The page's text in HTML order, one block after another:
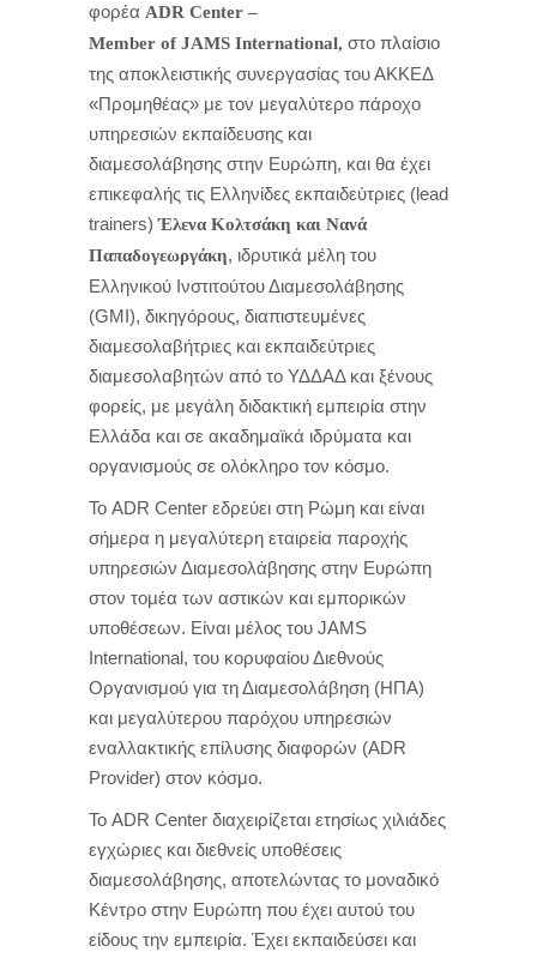
φορέα ADR Center –
Member of JAMS International, στο πλαίσιο
της αποκλειστικής συνεργασίας του ΑΚΚΕΔ
«Προμηθέας» με τον μεγαλύτερο πάροχο
υπηρεσιών εκπαίδευσης και
διαμεσολάβησης στην Ευρώπη, και θα έχει
επικεφαλής τις Ελληνίδες εκπαιδεύτριες (lead
trainers) Έλενα Κολτσάκη και Νανά
Παπαδογεωργάκη, ιδρυτικά μέλη του
Ελληνικού Ινστιτούτου Διαμεσολάβησης
(GMI), δικηγόρους, διαπιστευμένες
διαμεσολαβήτριες και εκπαιδεύτριες
διαμεσολαβητών από το ΥΔΔΑΔ και ξένους
φορείς, με μεγάλη διδακτική εμπειρία στην
Ελλάδα και σε ακαδημαϊκά ιδρύματα και
οργανισμούς σε ολόκληρο τον κόσμο.
Το ADR Center εδρεύει στη Ρώμη και είναι
σήμερα η μεγαλύτερη εταιρεία παροχής
υπηρεσιών Διαμεσολάβησης στην Ευρώπη
στον τομέα των αστικών και εμπορικών
υποθέσεων. Είναι μέλος του JAMS
International, του κορυφαίου Διεθνούς
Οργανισμού για τη Διαμεσολάβηση (ΗΠΑ)
και μεγαλύτερου παρόχου υπηρεσιών
εναλλακτικής επίλυσης διαφορών (ADR
Provider) στον κόσμο.
Το ADR Center διαχειρίζεται ετησίως χιλιάδες
εγχώριες και διεθνείς υποθέσεις
διαμεσολάβησης, αποτελώντας το μοναδικό
Κέντρο στην Ευρώπη που έχει αυτού του
είδους την εμπειρία. Έχει εκπαιδεύσει και